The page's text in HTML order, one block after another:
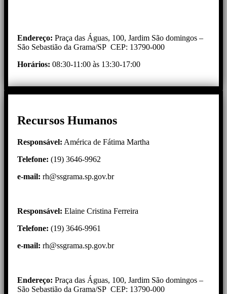
Endereço: Praça das Águas, 100, Jardim São domingos –
São Sebastião da Grama/SP CEP: 13790-000
Horários: 08:30-11:00 às 13:30-17:00
Recursos Humanos
Responsável: América de Fátima Martha
Telefone: (19) 3646-9962
e-mail: rh@ssgrama.sp.gov.br
Responsável: Elaine Cristina Ferreira
Telefone: (19) 3646-9961
e-mail: rh@ssgrama.sp.gov.br
Endereço: Praça das Águas, 100, Jardim São domingos –
São Sebastião da Grama/SP CEP: 13790-000